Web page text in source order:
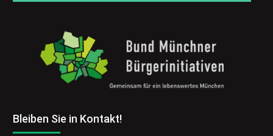
Bleiben Sie in Kontakt!